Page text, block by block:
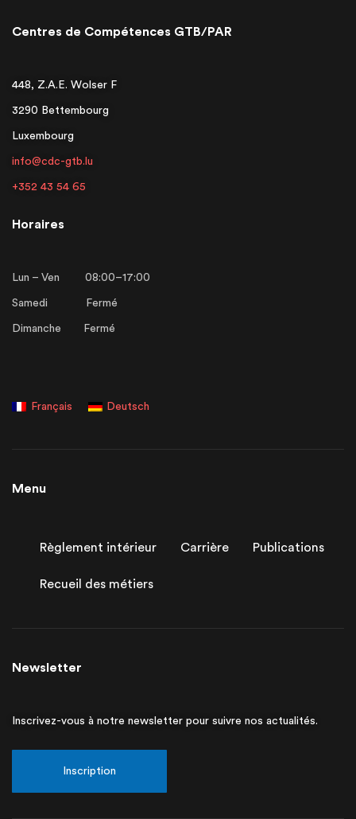
Centres de Compétences GTB/PAR
448, Z.A.E. Wolser F
3290 Bettembourg
Luxembourg
info@cdc-gtb.lu
+352 43 54 65
Horaires
Lun – Ven 08:00–17:00
Samedi Fermé
Dimanche Fermé
Français Deutsch
Menu
Règlement intérieur Carrière Publications
Recueil des métiers
Newsletter
Inscrivez-vous à notre newsletter pour suivre nos actualités.
Inscription